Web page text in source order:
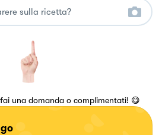
una domanda o complimentati! 😋